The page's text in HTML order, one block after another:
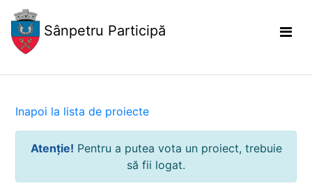
Sânpetru Participă
Inapoi la lista de proiecte
Atenție! Pentru a putea vota un proiect, trebuie
să fii logat.